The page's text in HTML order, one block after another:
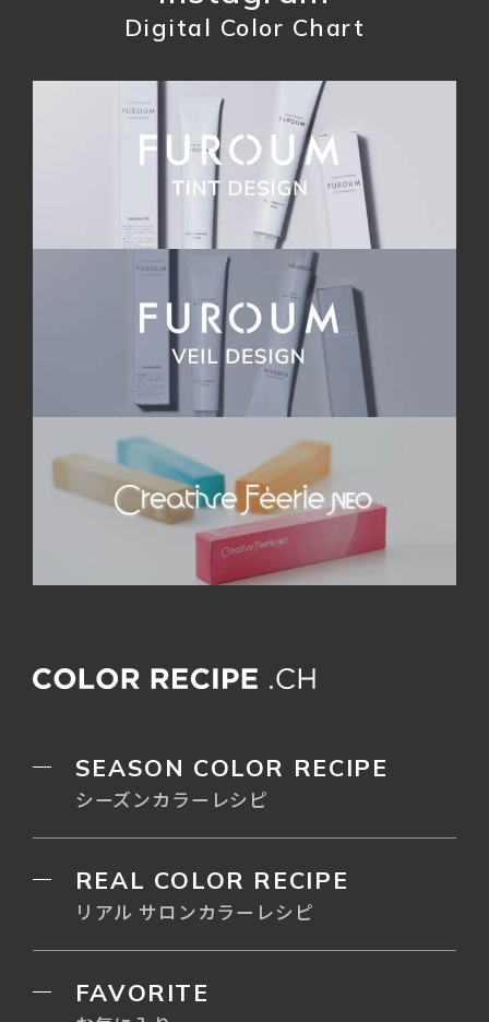
Digital Color Chart
SEASON COLOR RECIPE
シーズンカラーレシピ
REAL COLOR RECIPE
リアル サロンカラーレシピ
FAVORITE